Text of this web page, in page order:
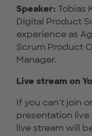
Speaker: Tobias
Digital Product
experience as
Scrum Product
Manager.
Live stream on
If you can't join
presentation live
live stream will